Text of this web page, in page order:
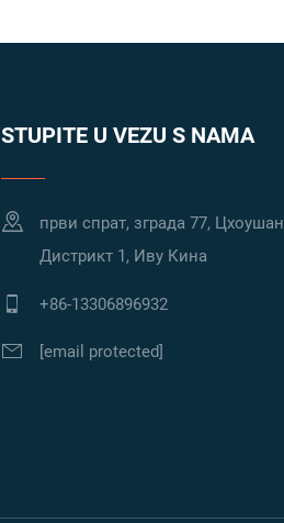
STUPITE U VEZU S NAMA
први спрат, зграда 77, Цхоушан
Дистрикт 1, Иву Кина
+86-13306896932
[email protected]